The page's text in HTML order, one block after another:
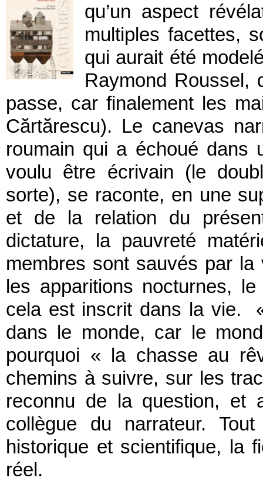
qu’un aspect
multiples facettes,
qui aurait été
Raymond Roussel,
passe, car finalement les
Cărtărescu). Le canevas
roumain qui a échoué dans
voulu être écrivain (le
sorte), se raconte, en une
et de la relation du
dictature, la pauvreté
membres sont sauvés par la
les apparitions nocturnes,
cela est inscrit dans la vie.
dans le monde, car le
pourquoi « la chasse au
chemins à suivre, sur les
reconnu de la question, et
collègue du narrateur.
historique et scientifique,
réel.